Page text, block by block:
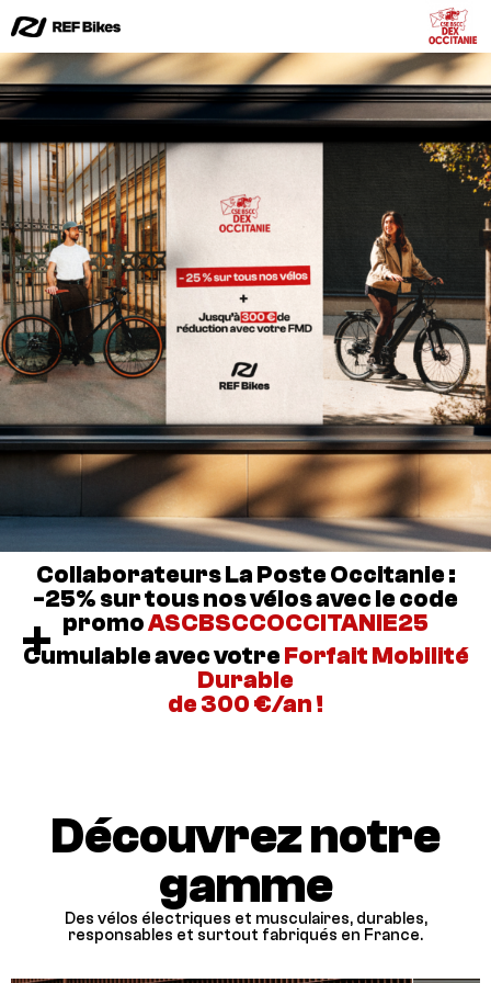
Collaborateurs La Poste Occitanie :
-25% sur tous nos vélos avec le code
promoASCBSCCOCCITANIE25
+
Cumulable avec votreForfait Mobilité
Durable
de300 €/an !
Découvrez notre
gamme
Des vélos électriques et musculaires, durables,
responsables et surtout fabriqués en France.